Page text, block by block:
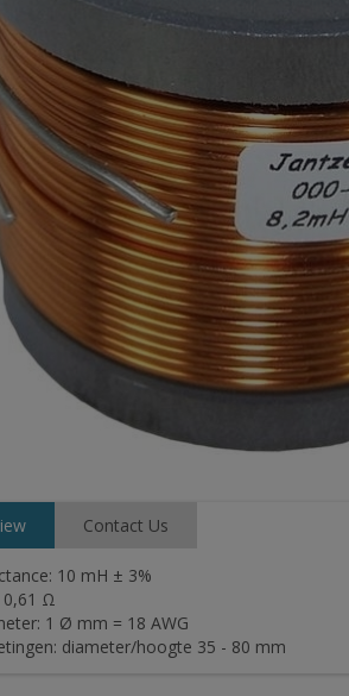
Contact Us
10 mH ± 3%
0,61 Ω
1 Ø mm = 18 AWG
diameter/hoogte 35 - 80 mm